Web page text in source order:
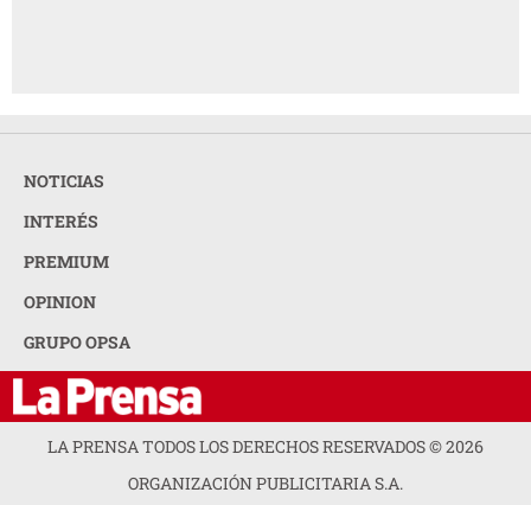
NOTICIAS
INTERÉS
PREMIUM
OPINION
GRUPO OPSA
LA PRENSA TODOS LOS DERECHOS RESERVADOS ©2026
ORGANIZACIÓN PUBLICITARIA S.A.